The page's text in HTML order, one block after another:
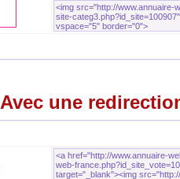
Avec une